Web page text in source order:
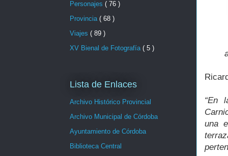
“En
una
Personajes ( 76 )
Provincia ( 68 )
Viajes ( 89 )
XV Bienal de Fotografía ( 5 )
Lista de Enlaces
Archivo Histórico Provincial
Archivo Municipal de Córdoba
Ayuntamiento de Córdoba
Biblioteca Central